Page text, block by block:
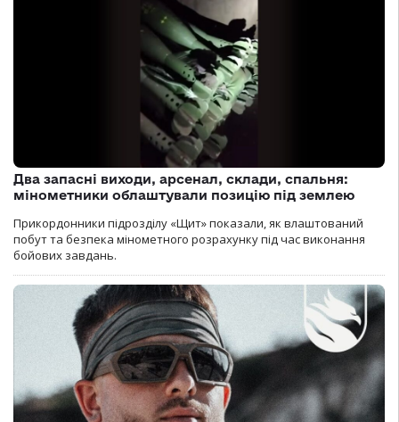
Два запасні виходи, арсенал, склади, спальня:
мінометники облаштували позицію під землею
Прикордонники підрозділу «Щит» показали, як влаштований
побут та безпека мінометного розрахунку під час виконання
бойових завдань.